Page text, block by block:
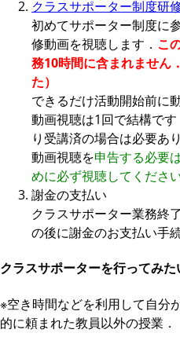
クラスサポーター制度研
初めてサポーター制度に
修動画を視聴します． こ
務10時間に含まれません
た）
できるだけ活動開始前に
動画視聴は1回で結構で
り受講済の場合は必要あ
動画視聴を申告する必要
めに必ず視聴してくださ
謝金の支払い
クラスサポーター業務終
の後に謝金のお支払い手
クラスサポーターを行ってみた
※空き時間などを利用して自分
的に頼まれた教員以外の授業．